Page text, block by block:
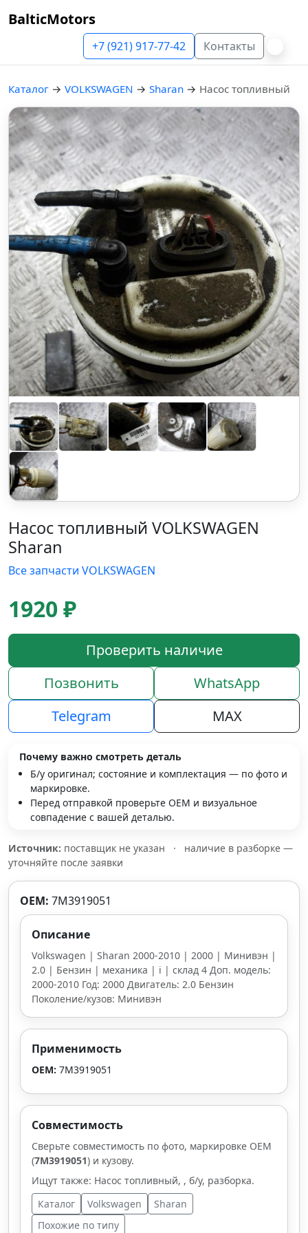
BalticMotors
+7 (921) 917-77-42 Контакты
Каталог → VOLKSWAGEN → Sharan → Насос топливный
Насос топливный VOLKSWAGEN
Sharan
Все запчасти VOLKSWAGEN
1920 ₽
Проверить наличие
Позвонить
WhatsApp
Telegram
MAX
Почему важно смотреть деталь
Б/у оригинал; состояние и комплектация — по фото и
маркировке.
Перед отправкой проверьте OEM и визуальное
совпадение с вашей деталью.
Источник: поставщик не указан ·
наличие в разборке —
уточняйте после заявки
OEM: 7M3919051
Описание
Volkswagen | Sharan 2000-2010 | 2000 | Минивэн |
2.0 | Бензин | механика | i | склад 4 Доп. модель:
2000-2010 Год: 2000 Двигатель: 2.0 Бензин
Поколение/кузов: Минивэн
Применимость
OEM: 7M3919051
Совместимость
Сверьте совместимость по фото, маркировке OEM
(7M3919051) и кузову.
Ищут также: Насос топливный, , б/у, разборка.
Каталог
Volkswagen
Sharan
Похожие по типу